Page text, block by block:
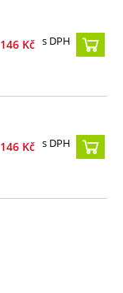
146 Kč s DPH
146 Kč s DPH